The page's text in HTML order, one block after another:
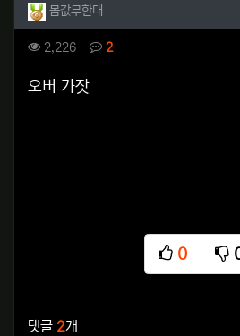
작성자 정보
몸값무한대
컨텐츠 정보
2,226조회 2댓글
본문
오버 가잣
0
추천
댓글 2개